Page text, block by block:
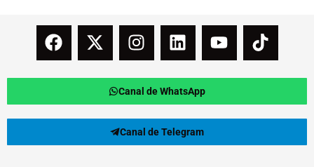
Canal de WhatsApp
Canal de Telegram